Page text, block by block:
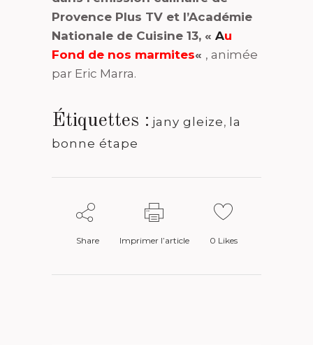
Provence Plus TV et l’Académie
Nationale de Cuisine 13, « Au
Fond de nos marmites« , animée
par Eric Marra.
Étiquettes : jany gleize, la
bonne étape
Share Imprimer l’article 0 Likes